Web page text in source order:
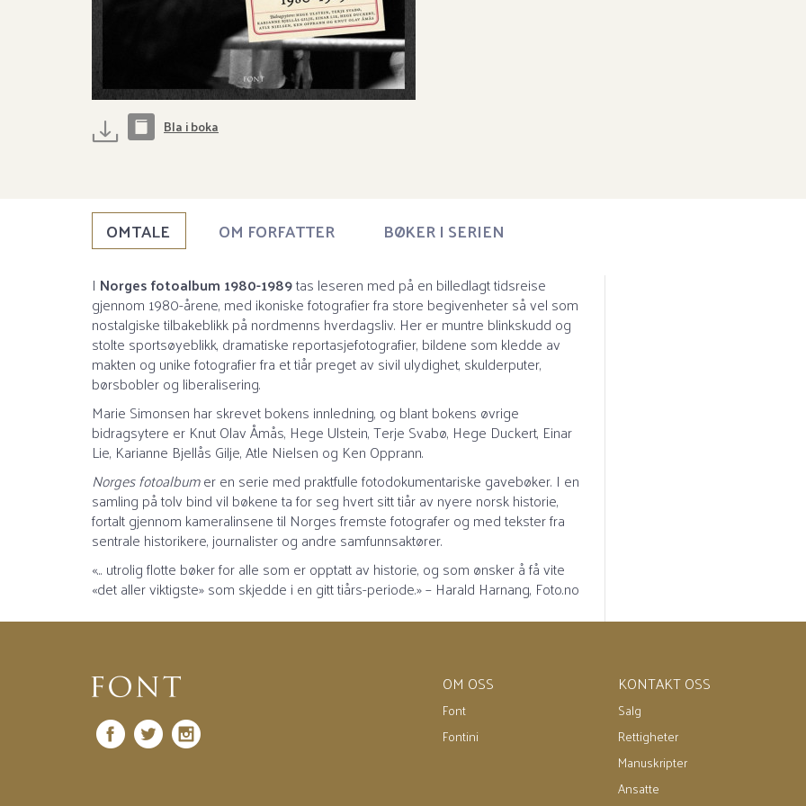
Bla i boka
OMTALE OM FORFATTER BØKER I SERIEN
I Norges fotoalbum 1980-1989tas leseren med på en billedlagt tidsreise
gjennom 1980-årene, med ikoniske fotografier fra store begivenheter så vel som
nostalgiske tilbakeblikk på nordmenns hverdagsliv. Her er muntre blinkskudd og
stolte sportsøyeblikk, dramatiske reportasjefotografier, bildene som kledde av
makten og unike fotografier fra et tiår preget av sivil ulydighet, skulderputer,
børsbobler og liberalisering.
Marie Simonsen har skrevet bokens innledning, og blant bokens øvrige
bidragsytere er Knut Olav Åmås, Hege Ulstein, Terje Svabø, Hege Duckert, Einar
Lie, Karianne Bjellås Gilje, Atle Nielsen og Ken Opprann.
Norges fotoalbumer en serie med praktfulle fotodokumentariske gavebøker. I en
samling på tolv bind vil bøkene ta for seg hvert sitt tiår av nyere norsk historie,
fortalt gjennom kameralinsene til Norges fremste fotografer og med tekster fra
sentrale historikere, journalister og andre samfunnsaktører.
«... utrolig flotte bøker for alle som er opptatt av historie, og som ønsker å få vite
«det aller viktigste» som skjedde i en gitt tiårs-periode.» – Harald Harnang, Foto.no
FacebookTwitterInstagram
OM OSS
Font
Fontini
KONTAKT OSS
Salg
Rettigheter
Manuskripter
Ansatte